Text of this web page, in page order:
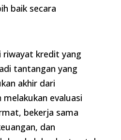
baik secara
riwayat kredit yang
tantangan yang
akhir dari
melakukan evaluasi
bekerja sama
dan